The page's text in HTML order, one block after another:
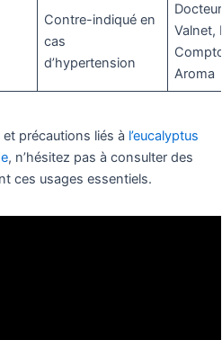
Contre-indiqué en
cas
d’hypertension
Docteur
Valnet,
Aroma
précautions liés à l’eucalyptus
, n’hésitez pas à consulter des
ces usages essentiels.